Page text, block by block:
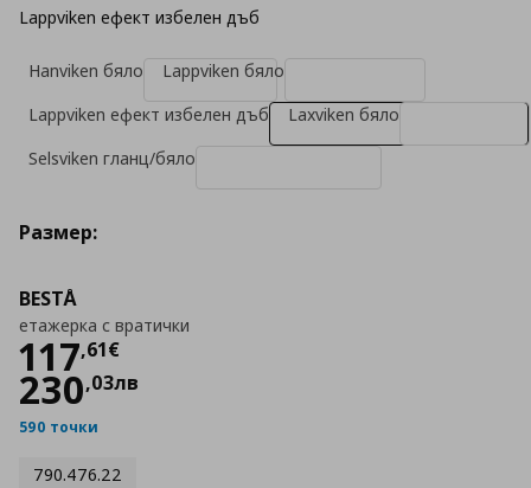
BESTÅ
етажерка с вратички
117,61€
Цена
230,03лв
590 точки
790.476.22
Lappviken ефект избелен дъб
Hanviken бяло
Lappviken бяло
Lappviken ефект избелен дъб
Laxviken бяло
Selsviken гланц/бяло
Размер: